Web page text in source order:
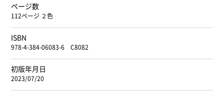
ページ数
112ページ ２色
ISBN
978-4-384-06083-6 C8082
初版年月日
2023/07/20